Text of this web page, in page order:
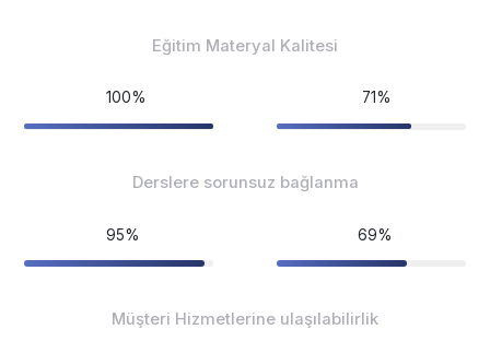
Eğitim Materyal Kalitesi
100% 71%
Derslere sorunsuz bağlanma
95% 69%
Müşteri Hizmetlerine ulaşılabilirlik